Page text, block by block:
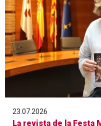
23.07.2026
La revista de la Festa